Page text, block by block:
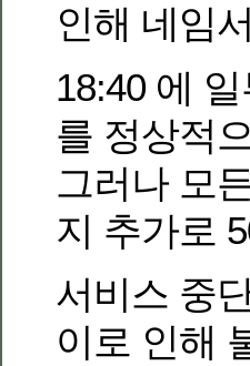
인해 네임
18:40 에
를 정상적
그러나 모
지 추가로
서비스 중
이로 인해